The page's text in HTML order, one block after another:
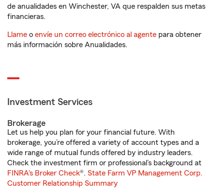
de anualidades en Winchester, VA que respalden sus metas
financieras.
Llame o envíe un correo electrónico al agente para obtener
más información sobre Anualidades.
Investment Services
Brokerage
Let us help you plan for your financial future. With
brokerage, you’re offered a variety of account types and a
wide range of mutual funds offered by industry leaders.
Check the investment firm or professional’s background at
FINRA's Broker Check®. State Farm VP Management Corp.
Customer Relationship Summary